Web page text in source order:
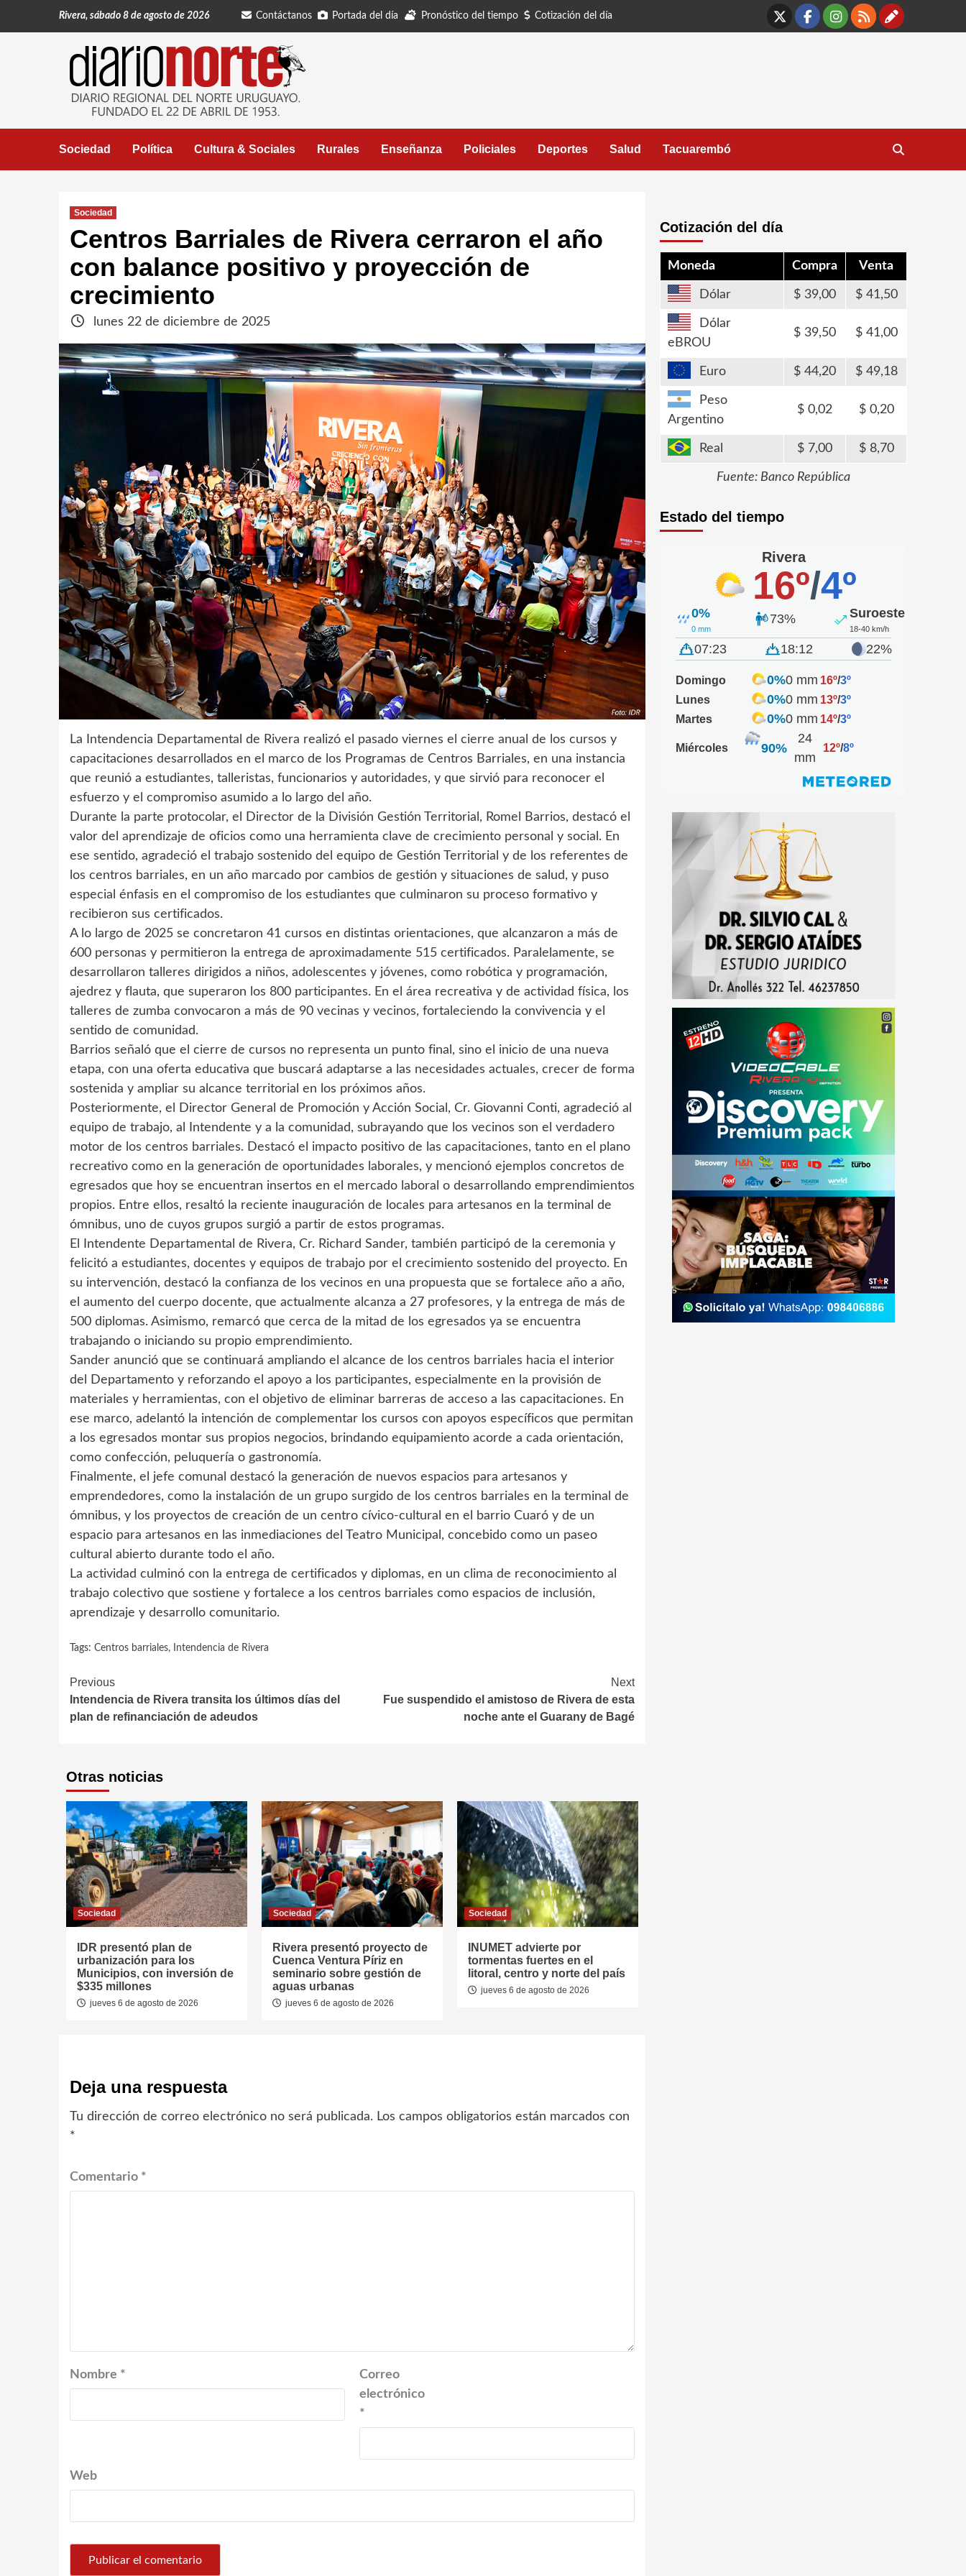
Rivera, sábado 8 de agosto de 2026 Contáctanos Portada del día Pronóstico del tiempo Cotización del día
X Facebook
Instagram
RSS
Sociedad Política Cultura & Sociales Rurales Enseñanza Policiales Deportes Salud Tacuarembó
Sociedad
Centros Barriales de Rivera cerraron el año
con balance positivo y proyección de
crecimiento
lunes 22 de diciembre de 2025
La Intendencia Departamental de Rivera realizó el pasado viernes el cierre anual de los cursos y
capacitaciones desarrollados en el marco de los Programas de Centros Barriales, en una instancia
que reunió a estudiantes, talleristas, funcionarios y autoridades, y que sirvió para reconocer el
esfuerzo y el compromiso asumido a lo largo del año.
Durante la parte protocolar, el Director de la División Gestión Territorial, Romel Barrios, destacó el
valor del aprendizaje de oficios como una herramienta clave de crecimiento personal y social. En
ese sentido, agradeció el trabajo sostenido del equipo de Gestión Territorial y de los referentes de
los centros barriales, en un año marcado por cambios de gestión y situaciones de salud, y puso
especial énfasis en el compromiso de los estudiantes que culminaron su proceso formativo y
recibieron sus certificados.
A lo largo de 2025 se concretaron 41 cursos en distintas orientaciones, que alcanzaron a más de
600 personas y permitieron la entrega de aproximadamente 515 certificados. Paralelamente, se
desarrollaron talleres dirigidos a niños, adolescentes y jóvenes, como robótica y programación,
ajedrez y flauta, que superaron los 800 participantes. En el área recreativa y de actividad física, los
talleres de zumba convocaron a más de 90 vecinas y vecinos, fortaleciendo la convivencia y el
sentido de comunidad.
Barrios señaló que el cierre de cursos no representa un punto final, sino el inicio de una nueva
etapa, con una oferta educativa que buscará adaptarse a las necesidades actuales, crecer de forma
sostenida y ampliar su alcance territorial en los próximos años.
Posteriormente, el Director General de Promoción y Acción Social, Cr. Giovanni Conti, agradeció al
equipo de trabajo, al Intendente y a la comunidad, subrayando que los vecinos son el verdadero
motor de los centros barriales. Destacó el impacto positivo de las capacitaciones, tanto en el plano
recreativo como en la generación de oportunidades laborales, y mencionó ejemplos concretos de
egresados que hoy se encuentran insertos en el mercado laboral o desarrollando emprendimientos
propios. Entre ellos, resaltó la reciente inauguración de locales para artesanos en la terminal de
ómnibus, uno de cuyos grupos surgió a partir de estos programas.
El Intendente Departamental de Rivera, Cr. Richard Sander, también participó de la ceremonia y
felicitó a estudiantes, docentes y equipos de trabajo por el crecimiento sostenido del proyecto. En
su intervención, destacó la confianza de los vecinos en una propuesta que se fortalece año a año,
el aumento del cuerpo docente, que actualmente alcanza a 27 profesores, y la entrega de más de
500 diplomas. Asimismo, remarcó que cerca de la mitad de los egresados ya se encuentra
trabajando o iniciando su propio emprendimiento.
Sander anunció que se continuará ampliando el alcance de los centros barriales hacia el interior
del Departamento y reforzando el apoyo a los participantes, especialmente en la provisión de
materiales y herramientas, con el objetivo de eliminar barreras de acceso a las capacitaciones. En
ese marco, adelantó la intención de complementar los cursos con apoyos específicos que permitan
a los egresados montar sus propios negocios, brindando equipamiento acorde a cada orientación,
como confección, peluquería o gastronomía.
Finalmente, el jefe comunal destacó la generación de nuevos espacios para artesanos y
emprendedores, como la instalación de un grupo surgido de los centros barriales en la terminal de
ómnibus, y los proyectos de creación de un centro cívico-cultural en el barrio Cuaró y de un
espacio para artesanos en las inmediaciones del Teatro Municipal, concebido como un paseo
cultural abierto durante todo el año.
La actividad culminó con la entrega de certificados y diplomas, en un clima de reconocimiento al
trabajo colectivo que sostiene y fortalece a los centros barriales como espacios de inclusión,
aprendizaje y desarrollo comunitario.
Tags: Centros barriales, Intendencia de Rivera
Continue
Reading
Previous
Intendencia de Rivera transita los últimos días del
plan de refinanciación de adeudos
Next
Fue suspendido el amistoso de Rivera de esta
noche ante el Guarany de Bagé
Otras noticias
Sociedad
IDR presentó plan de
urbanización para los
Municipios, con inversión de
$335 millones
jueves 6 de agosto de 2026
Sociedad
Rivera presentó proyecto de
Cuenca Ventura Píriz en
seminario sobre gestión de
aguas urbanas
jueves 6 de agosto de 2026
Sociedad
INUMET advierte por
tormentas fuertes en el
litoral, centro y norte del país
jueves 6 de agosto de 2026
Deja una respuesta
Tu dirección de correo electrónico no será publicada. Los campos obligatorios están marcados con
*
Comentario *
Nombre *
Correo
electrónico
*
Web
Cotización del día
Moneda Compra Venta
Dólar 39,00 41,50
Dólar
eBROU
39,50 41,00
Euro 44,20 49,18
Peso
Argentino
0,02 0,20
Real 7,00 8,70
Fuente: Banco República
Estado del tiempo
Rivera
16º/4º
0%
0 mm
73% Suroeste
18-40 km/h
07:23 18:12 22%
Domingo 0%0 mm 16º/3º
Lunes
0%0 mm 13º/3º
Martes
0%0 mm 14º/3º
Miércoles 90%
24
mm
12º/8º